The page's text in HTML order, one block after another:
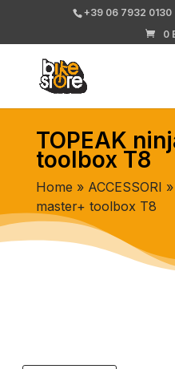
+39 06 7932 0130
0
TOPEAK
toolbox T8
Home » ACCESSORI »
master+ toolbox T8